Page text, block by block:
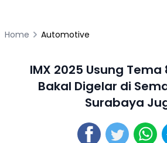
Home Automotive
IMX 2025 Usung Tema
Bakal Digelar di
Surabaya